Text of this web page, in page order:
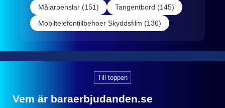
Målarpenslar (151)
Tangentbord (145)
Mobiltelefontillbehoer Skyddsfilm (136)
Till toppen
Vem är baraerbjudanden.se